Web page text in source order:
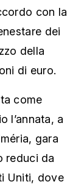
con la
dei
della
di euro.
come
l’annata, a
gara
reduci da
Uniti, dove